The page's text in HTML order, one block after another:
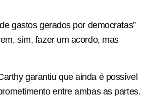
gastos gerados por democratas”
sim, fazer um acordo, mas
garantiu que ainda é possível
entre ambas as partes.